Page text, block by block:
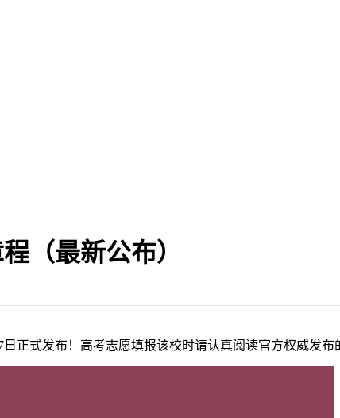
（最新公布）
正式发布！高考志愿填报该校时请认真阅读官方权威发